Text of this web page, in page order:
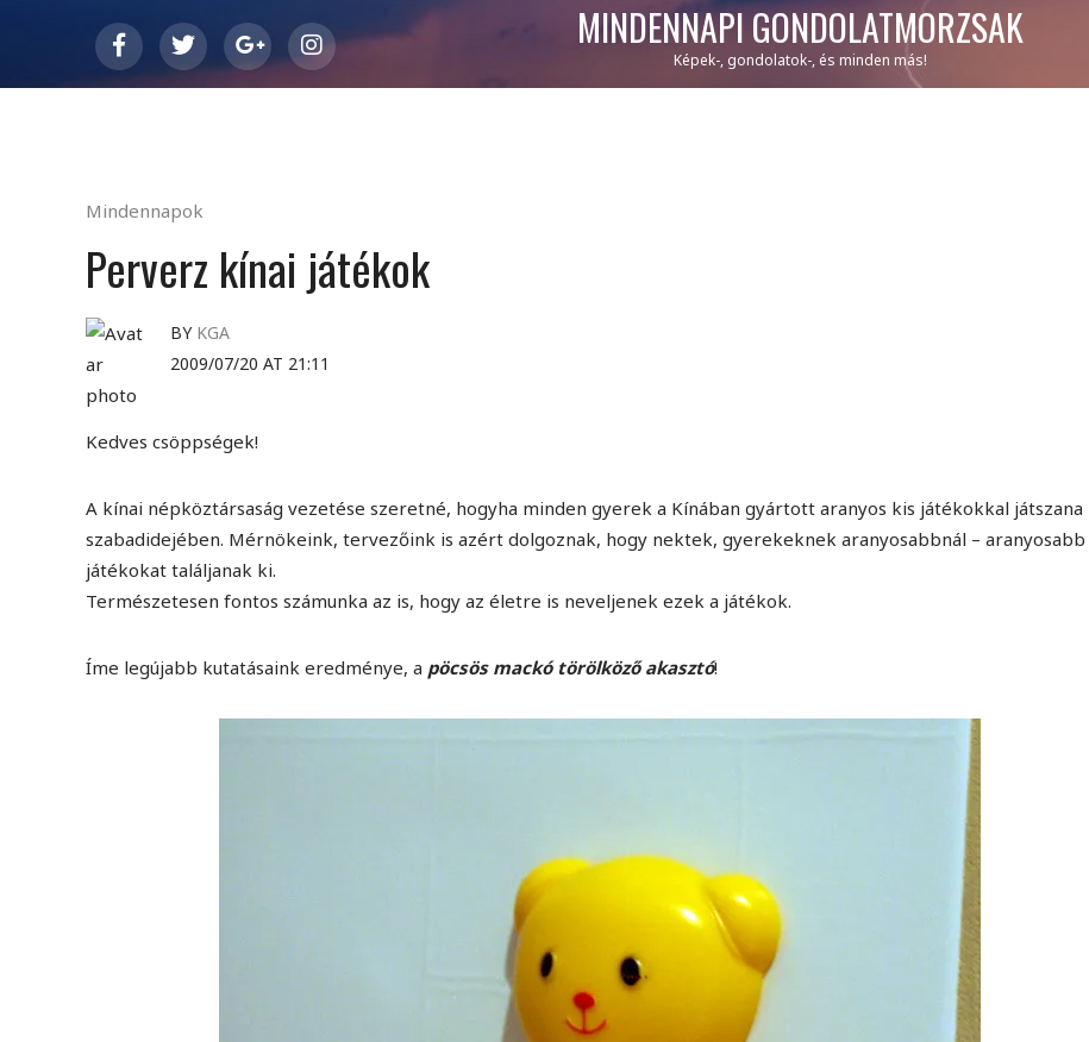
MINDENNAPI GONDOLATMORZSÁK
Képek-, gondolatok-, és minden más!
Mindennapok
Perverz kínai játékok
BY KGA
2009/07/20 AT 21:11
Kedves csöppségek!
A kínai népköztársaság vezetése szeretné, hogyha minden gyerek a Kínában gyártott aranyos kis játékokkal játszana
szabadidejében. Mérnökeink, tervezőink is azért dolgoznak, hogy nektek, gyerekeknek aranyosabbnál – aranyosabb
játékokat találjanak ki.
Természetesen fontos számunka az is, hogy az életre is neveljenek ezek a játékok.
Íme legújabb kutatásaink eredménye, a pöcsös mackó törölköző akasztó!